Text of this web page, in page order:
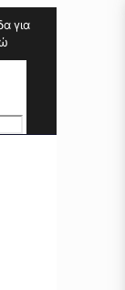
για